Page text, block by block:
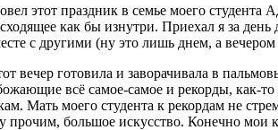
этот праздник в семье моего студента
как бы изнутри. Приехал я за
с другими (ну это лишь днем, а
вечер готовила и заворачивала в
всё самое-самое и рекорды, как-
Мать моего студента к рекордам не
прочим, большое искусство. Конечно мои